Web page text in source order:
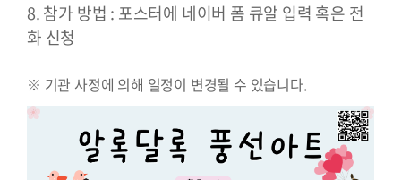
8. 참가 방법 : 포스터에 네이버 폼 큐알 입력 혹은 전
화 신청
※ 기관 사정에 의해 일정이 변경될 수 있습니다.